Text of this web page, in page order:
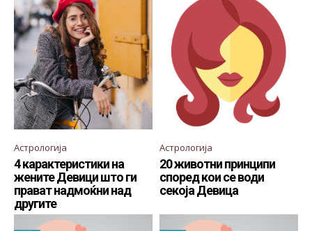
Астрологија
4 карактеристики на
жените Девици што ги
прават надмоќни над
другите
Астрологија
20 животни принципи
според кои се води
секоја Девица